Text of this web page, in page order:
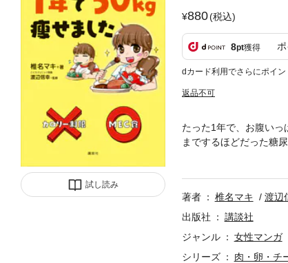
試し読み
880(税込)
8pt獲得
dカード利用でさらにポイ
返品不可
たった1年で、お腹い
までするほどだった糖
ーズを好きなだけ食べ
著者 椎名マキ
渡辺
出版社
講談社
ジャンル
女性マンガ
シリーズ
肉・卵・チ